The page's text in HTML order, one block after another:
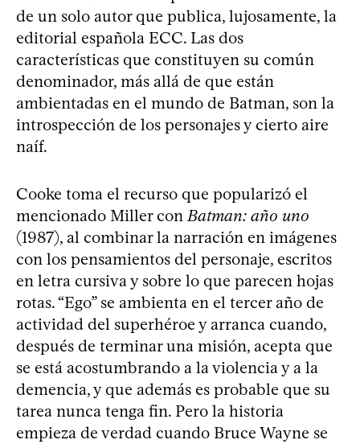
de un solo autor que publica, lujosamente, la
editorial española ECC. Las dos
características que constituyen su común
denominador, más allá de que están
ambientadas en el mundo de Batman, son la
introspección de los personajes y cierto aire
naíf.
Cooke toma el recurso que popularizó el
mencionado Miller conBatman: año uno
(1987), al combinar la narración en imágenes
con los pensamientos del personaje, escritos
en letra cursiva y sobre lo que parecen hojas
rotas. “Ego” se ambienta en el tercer año de
actividad del superhéroe y arranca cuando,
después de terminar una misión, acepta que
se está acostumbrando a la violencia y a la
demencia, y que además es probable que su
tarea nunca tenga fin. Pero la historia
empieza de verdad cuando Bruce Wayne se